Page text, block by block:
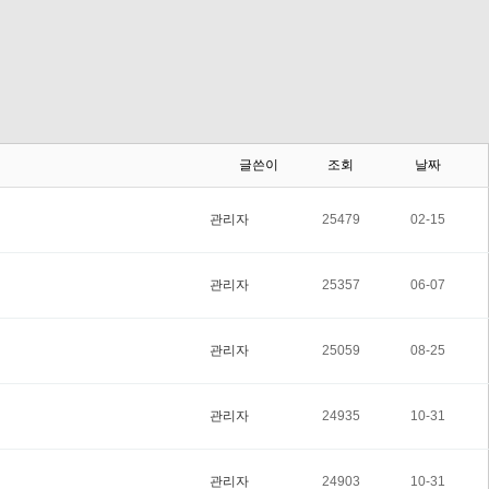
글쓴이 조회 날짜
관리자 25479 02-15
관리자 25357 06-07
관리자 25059 08-25
관리자 24935 10-31
관리자 24903 10-31